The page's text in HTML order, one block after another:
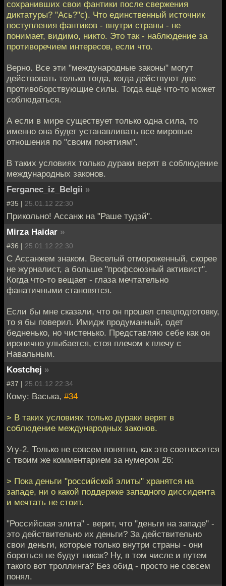
сохранивших свои фантики после свержения
диктатуры? "Ась?"с). Что единственный источник
поступления фантиков - внутри страны - не
понимает, видимо, никто. Это так - наблюдение за
противоречием интересов, если что.
Верно. Все эти "международные законы" могут
действовать только тогда, когда действуют две
противоборствующие силы. Тогда ещё что-то может
соблюдаться.
А если в мире существует только одна сила, то
именно она будет устанавливать все мировые
отношения по "своим понятиям".
В таких условиях только дураки верят в соблюдение
международных законов.
Ferganec_iz_Belgii »
#35 | 25.01.12 22:30
Прикольно! Ассанж на "Раше тудэй".
Mirza Haidar »
#36 | 25.01.12 22:30
С Ассанжем знаком. Веселый отмороженный, скорее
не журналист, а больше "профсоюзный активист".
Когда что-то вещает - глаза мечтательно
фанатичными становятся.
Если бы мне сказали, что он прошел спецподготовку,
то я бы поверил. Имидж продуманный, одет
бедненько, но чистенько. Представляю себе как он
иронично улыбается, стоя плечом к плечу с
Навальным.
Kostchej »
#37 | 25.01.12 22:34
Кому: Васька, #34
> В таких условиях только дураки верят в
соблюдение международных законов.
Угу-2. Только не совсем понятно, как это соотносится
с твоим же комментарием за нумером 26:
> Пока деньги "российской элиты" хранятся на
западе, ни о какой поддержке западного диссидента
и мечтать не стоит.
"Российская элита" - верит, что "деньги на западе" -
это действительно их деньги? За действительно
свои деньги, которые только внутри страны - они
бороться не будут никак? Ну, в том числе и путем
такого вот троллинга? Без обид - просто не совсем
понял.